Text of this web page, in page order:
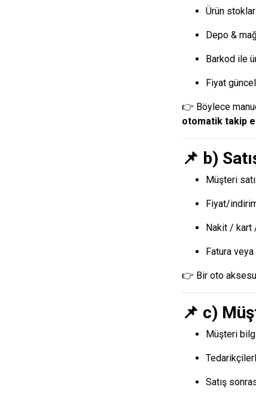
Ürün
Depo &
Barkod ile
Fiyat
👉 Böylece
otomatik takip
📌 b)
Müşteri
Fiyat/
Nakit / kart
Fatura
👉 Bir oto
📌 c)
Müşteri
Satış